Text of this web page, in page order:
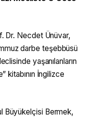
Dr. Necdet Ünüvar,
darbe teşebbüsü
yaşanılanların
kitabının İngilizce
Büyükelçisi Bermek,